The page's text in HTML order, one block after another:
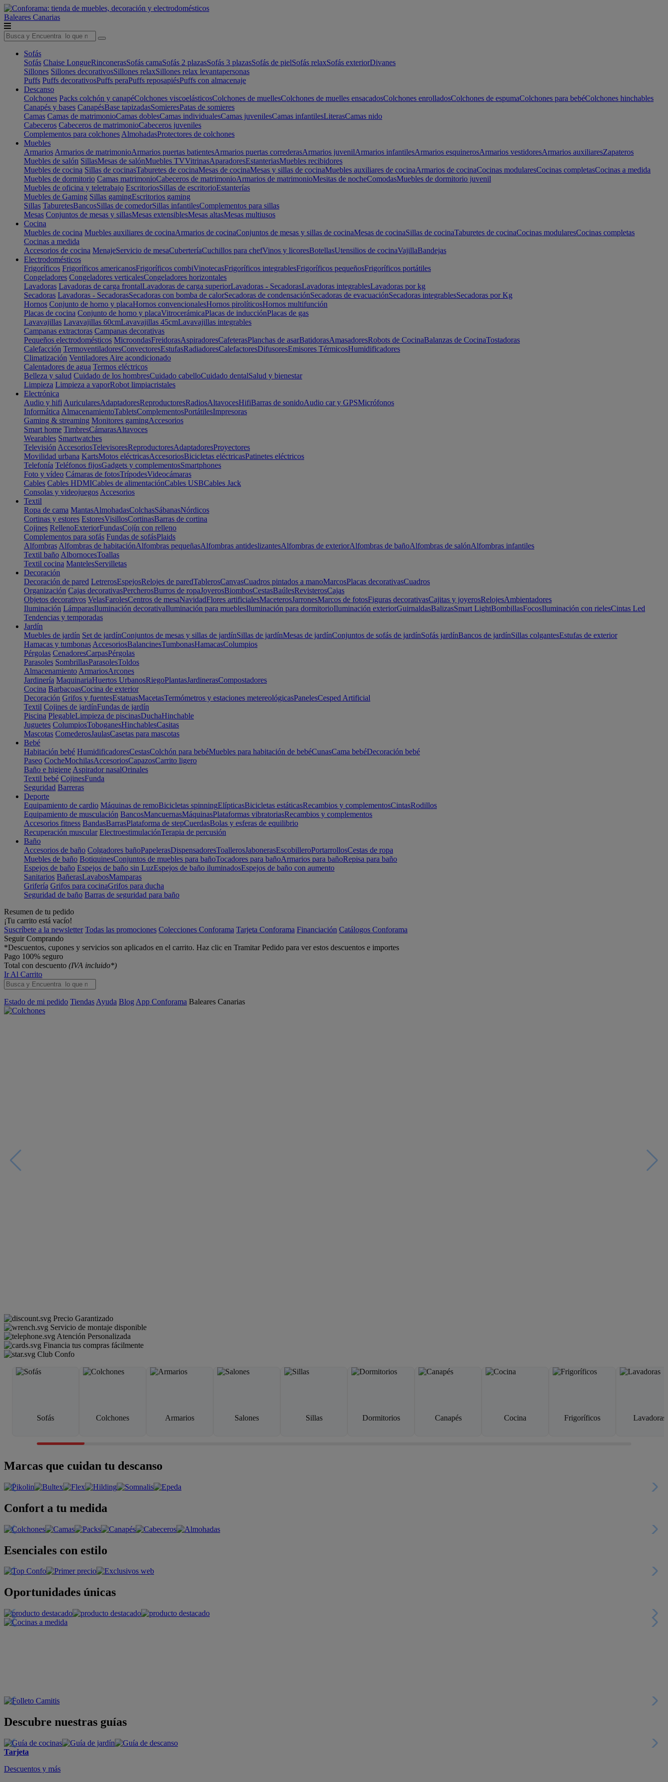
Baleares Canarias
Sofás
Sofás Chaise LongueRinconerasSofás camaSofás 2 plazasSofás 3 plazasSofás de pielSofás relaxSofás exteriorDivanes
Sillones Sillones decorativosSillones relaxSillones relax levantapersonas
Puffs Puffs decorativosPuffs peraPuffs reposapiésPuffs con almacenaje
Descanso
Colchones Packs colchón y canapéColchones viscoelásticosColchones de muellesColchones de muelles ensacadosColchones enrolladosColchones de espumaColchones para bebéColchones hinchables
Canapés y bases CanapésBase tapizadasSomieresPatas de somieres
Camas Camas de matrimonioCamas doblesCamas individualesCamas juvenilesCamas infantilesLiterasCamas nido
Cabeceros Cabeceros de matrimonioCabeceros juveniles
Complementos para colchones AlmohadasProtectores de colchones
Muebles
Armarios Armarios de matrimonioArmarios puertas batientesArmarios puertas correderasArmarios juvenilArmarios infantilesArmarios esquinerosArmarios vestidoresArmarios auxiliaresZapateros
Muebles de salón SillasMesas de salónMuebles TVVitrinasAparadoresEstanteriasMuebles recibidores
Muebles de cocina Sillas de cocinasTaburetes de cocinaMesas de cocinaMesas y sillas de cocinaMuebles auxiliares de cocinaArmarios de cocinaCocinas modularesCocinas completasCocinas a medida
Muebles de dormitorio Camas matrimonioCabeceros de matrimonioArmarios de matrimonioMesitas de nocheComodasMuebles de dormitorio juvenil
Muebles de oficina y teletrabajo EscritoriosSillas de escritorioEstanterías
Muebles de Gaming Sillas gamingEscritorios gaming
Sillas TaburetesBancosSillas de comedorSillas infantilesComplementos para sillas
Mesas Conjuntos de mesas y sillasMesas extensiblesMesas altasMesas multiusos
Cocina
Muebles de cocina Muebles auxiliares de cocinaArmarios de cocinaConjuntos de mesas y sillas de cocinaMesas de cocinaSillas de cocinaTaburetes de cocinaCocinas modularesCocinas completas
Cocinas a medida
Accesorios de cocina MenajeServicio de mesaCuberteríaCuchillos para chefVinos y licoresBotellasUtensilios de cocinaVajillaBandejas
Electrodomésticos
Frigoríficos Frigoríficos americanosFrigoríficos combiVinotecasFrigoríficos integrablesFrigoríficos pequeñosFrigoríficos portátiles
Congeladores Congeladores verticalesCongeladores horizontales
Lavadoras Lavadoras de carga frontalLavadoras de carga superiorLavadoras - SecadorasLavadoras integrablesLavadoras por kg
Secadoras Lavadoras - SecadorasSecadoras con bomba de calorSecadoras de condensaciónSecadoras de evacuaciónSecadoras integrablesSecadoras por Kg
Hornos Conjunto de horno y placaHornos convencionalesHornos pirolíticosHornos multifunción
Placas de cocina Conjunto de horno y placaVitrocerámicaPlacas de inducciónPlacas de gas
Lavavajillas Lavavajillas 60cmLavavajillas 45cmLavavajillas integrables
Campanas extractoras Campanas decorativas
Pequeños electrodomésticos MicroondasFreidorasAspiradoresCafeterasPlanchas de asarBatidorasAmasadoresRobots de CocinaBalanzas de CocinaTostadoras
Calefacción TermoventiladoresConvectoresEstufasRadiadoresCalefactoresDifusoresEmisores TérmicosHumidificadores
Climatización Ventiladores Aire acondicionado
Calentadores de agua Termos eléctricos
Belleza y salud Cuidado de los hombresCuidado cabelloCuidado dentalSalud y bienestar
Limpieza Limpieza a vaporRobot limpiacristales
Electrónica
Audio y hifi AuricularesAdaptadoresReproductoresRadiosAltavocesHifiBarras de sonidoAudio car y GPSMicrófonos
Informática AlmacenamientoTabletsComplementosPortátilesImpresoras
Gaming & streaming Monitores gamingAccesorios
Smart home TimbresCámarasAltavoces
Wearables Smartwatches
Televisión AccesoriosTelevisoresReproductoresAdaptadoresProyectores
Movilidad urbana KartsMotos eléctricasAccesoriosBicicletas eléctricasPatinetes eléctricos
Telefonía Teléfonos fijosGadgets y complementosSmartphones
Foto y vídeo Cámaras de fotosTrípodesVideocámaras
Cables Cables HDMICables de alimentaciónCables USBCables Jack
Consolas y videojuegos Accesorios
Textil
Ropa de cama MantasAlmohadasColchasSábanasNórdicos
Cortinas y estores EstoresVisillosCortinasBarras de cortina
Cojines RellenoExteriorFundasCojín con relleno
Complementos para sofás Fundas de sofásPlaids
Alfombras Alfombras de habitaciónAlfombras pequeñasAlfombras antideslizantesAlfombras de exteriorAlfombras de bañoAlfombras de salónAlfombras infantiles
Textil baño AlbornocesToallas
Textil cocina MantelesServilletas
Decoración
Decoración de pared LetrerosEspejosRelojes de paredTablerosCanvasCuadros pintados a manoMarcosPlacas decorativasCuadros
Organización Cajas decorativasPercherosBurros de ropaJoyerosBiombosCestasBaúlesRevisterosCajas
Objetos decorativos VelasFarolesCentros de mesaNavidadFlores artificialesMaceterosJarronesMarcos de fotosFiguras decorativasCajitas y joyerosRelojesAmbientadores
Iluminación LámparasIluminación decorativaIluminación para mueblesIluminación para dormitorioIluminación exteriorGuirnaldasBalizasSmart LightBombillasFocosIluminación con rielesCintas Led
Tendencias y temporadas
Jardín
Muebles de jardín Set de jardínConjuntos de mesas y sillas de jardínSillas de jardínMesas de jardínConjuntos de sofás de jardínSofás jardínBancos de jardínSillas colgantesEstufas de exterior
Hamacas y tumbonas AccesoriosBalancinesTumbonasHamacasColumpios
Pérgolas CenadoresCarpasPérgolas
Parasoles SombrillasParasolesToldos
Almacenamiento ArmariosArcones
Jardinería MaquinariaHuertos UrbanosRiegoPlantasJardinerasCompostadores
Cocina BarbacoasCocina de exterior
Decoración Grifos y fuentesEstatuasMacetasTermómetros y estaciones metereológicasPanelesCesped Artificial
Textil Cojines de jardínFundas de jardín
Piscina PlegableLimpieza de piscinasDuchaHinchable
Juguetes ColumpiosToboganesHinchablesCasitas
Mascotas ComederosJaulasCasetas para mascotas
Bebé
Habitación bebé HumidificadoresCestasColchón para bebéMuebles para habitación de bebéCunasCama bebéDecoración bebé
Paseo CocheMochilasAccesoriosCapazosCarrito ligero
Baño e higiene Aspirador nasalOrinales
Textil bebé CojinesFunda
Seguridad Barreras
Deporte
Equipamiento de cardio Máquinas de remoBicicletas spinningElípticasBicicletas estáticasRecambios y complementosCintasRodillos
Equipamiento de musculación BancosMancuernasMáquinasPlataformas vibratoriasRecambios y complementos
Accesorios fitness BandasBarrasPlataforma de stepCuerdasBolas y esferas de equilibrio
Recuperación muscular ElectroestimulaciónTerapia de percusión
Baño
Accesorios de baño Colgadores bañoPapelerasDispensadoresToallerosJabonerasEscobilleroPortarrollosCestas de ropa
Muebles de baño BotiquinesConjuntos de muebles para bañoTocadores para bañoArmarios para bañoRepisa para baño
Espejos de baño Espejos de baño sin LuzEspejos de baño iluminadosEspejos de baño con aumento
Sanitarios BañerasLavabosMamparas
Grifería Grifos para cocinaGrifos para ducha
Seguridad de baño Barras de seguridad para baño
Resumen de tu pedido
¡Tu carrito está vacío!
Suscríbete a la newsletter Todas las promociones Colecciones Conforama Tarjeta Conforama Financiación Catálogos Conforama
Seguir Comprando
*Descuentos, cupones y servicios son aplicados en el carrito. Haz clic en Tramitar Pedido para ver estos descuentos e importes
Pago 100% seguro
Total con descuento (IVA incluido*)
Ir Al Carrito
Estado de mi pedido Tiendas Ayuda Blog App Conforama Baleares Canarias
Precio Garantizado
Servicio de montaje disponible
Atención Personalizada
Financia tus compras fácilmente
Club Confo
Sofás Colchones Armarios Salones Sillas Dormitorios Canapés Cocina Frigoríficos Lavadoras
Marcas que cuidan tu descanso
Confort a tu medida
Esenciales con estilo
Oportunidades únicas
Descubre nuestras guías
Tarjeta
Descuentos y más